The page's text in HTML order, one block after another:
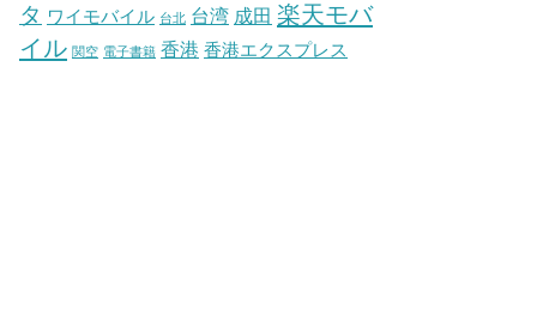
タ ワイモバイル 台北 台湾 成田 楽天モバ
イル 関空 電子書籍 香港 香港エクスプレス